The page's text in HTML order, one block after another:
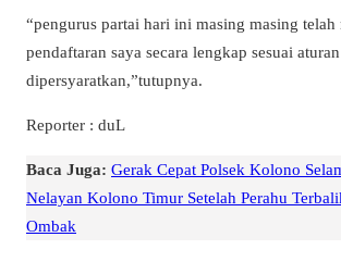
“pengurus partai hari ini masing masing telah
pendaftaran saya secara lengkap sesuai
dipersyaratkan,”tutupnya.
Reporter : duL
Baca Juga: Gerak Cepat Polsek Kolono
Nelayan Kolono Timur Setelah Perahu
Ombak